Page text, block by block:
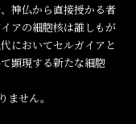
神仏から直接授かる者
アの細胞核は誰しもが
においてセルガイアと
顕現する新たな細胞
せん。